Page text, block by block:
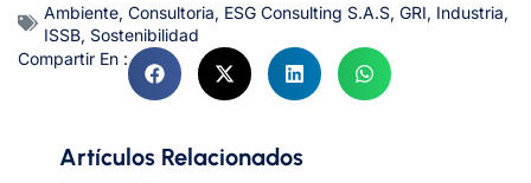
Ambiente, Consultoria, ESG Consulting S.A.S, GRI, Industria,
ISSB, Sostenibilidad
Compartir En :
Artículos Relacionados